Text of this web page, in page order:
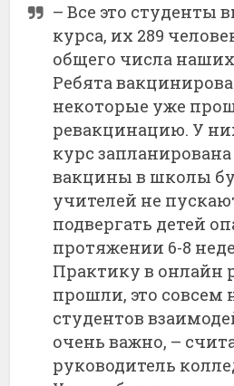
– Все это студенты
курса, их 289
общего числа
Ребята
некоторые уже
ревакцинацию. У
курс
вакцины в школы
учителей не
подвергать детей
протяжении 6-8
Практику в
прошли, это совсем
студентов
очень важно, –
руководитель